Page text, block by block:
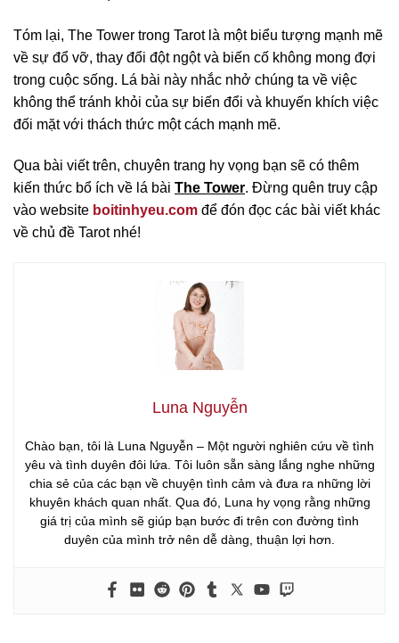
Tóm lại, The Tower trong Tarot là một biểu tượng mạnh mẽ
về sự đổ vỡ, thay đổi đột ngột và biến cố không mong đợi
trong cuộc sống. Lá bài này nhắc nhở chúng ta về việc
không thể tránh khỏi của sự biến đổi và khuyến khích việc
đối mặt với thách thức một cách mạnh mẽ.
Qua bài viết trên, chuyên trang hy vọng bạn sẽ có thêm
kiến thức bổ ích về lá bài The Tower. Đừng quên truy cập
vào website boitinhyeu.com để đón đọc các bài viết khác
về chủ đề Tarot nhé!
Luna Nguyễn
Chào bạn, tôi là Luna Nguyễn – Một người nghiên cứu về tình
yêu và tình duyên đôi lứa. Tôi luôn sẵn sàng lắng nghe những
chia sẻ của các bạn về chuyện tình cảm và đưa ra những lời
khuyên khách quan nhất. Qua đó, Luna hy vọng rằng những
giá trị của mình sẽ giúp bạn bước đi trên con đường tình
duyên của mình trở nên dễ dàng, thuận lợi hơn.